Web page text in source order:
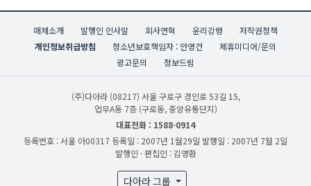
매체소개 발행인 인사말 회사연혁 윤리강령
저작권정책
개인정보취급방침
청소년보호책임자 : 안영건
제휴미디어/문의
광고문의
정보드림
(주)다아라 (08217) 서울 구로구 경인로 53길 15,
업무A동 7층 (구로동, 중앙유통단지)
대표전화 : 1588-0914
등록번호 : 서울 아00317 등록일 : 2007년 1월29일 발행일 : 2007년 7월 2일
발행인 · 편집인 : 김영환
다아라 그룹